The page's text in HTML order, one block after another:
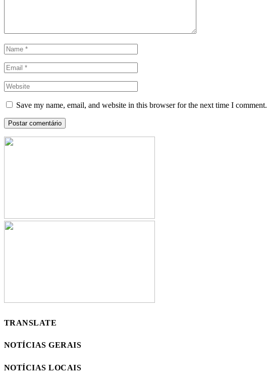
Save my name, email, and website in this browser for the next time I comment.
TRANSLATE
NOTÍCIAS GERAIS
NOTÍCIAS LOCAIS